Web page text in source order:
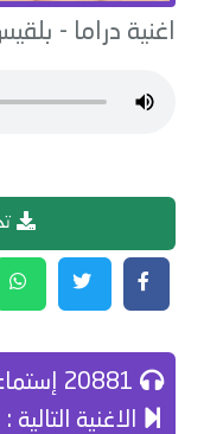
اغنية دراما -
الاغنية التالية :